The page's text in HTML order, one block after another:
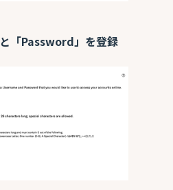
「Password」を登録